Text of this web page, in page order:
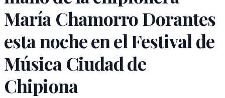
María Chamorro Dorantes
esta noche en el Festival de
Música Ciudad de
Chipiona